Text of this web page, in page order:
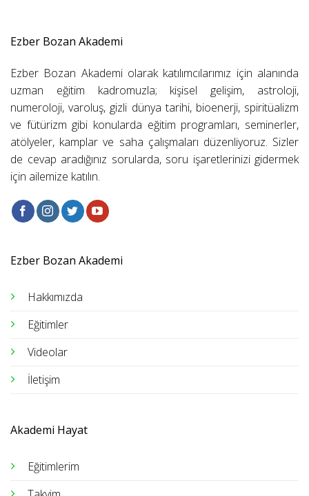
Ezber Bozan Akademi
Ezber Bozan Akademi olarak katılımcılarımız için alanında
uzman eğitim kadromuzla; kişisel gelişim, astroloji,
numeroloji, varoluş, gizli dünya tarihi, bioenerji, spiritüalizm
ve fütürizm gibi konularda eğitim programları, seminerler,
atölyeler, kamplar ve saha çalışmaları düzenliyoruz. Sizler
de cevap aradığınız sorularda, soru işaretlerinizi gidermek
için ailemize katılın.
Ezber Bozan Akademi
Hakkımızda
Eğitimler
Videolar
İletişim
Akademi Hayat
Eğitimlerim